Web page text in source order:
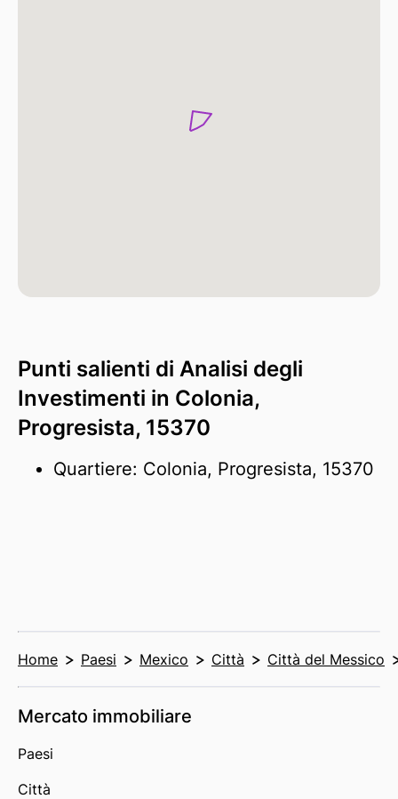
Punti salienti di Analisi degli
Investimenti in Colonia,
Progresista, 15370
Quartiere: Colonia, Progresista, 15370
Home Paesi Mexico Città Città del Messico
Mercato immobiliare
Paesi
Città